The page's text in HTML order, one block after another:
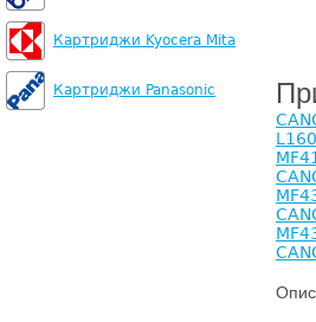
Картриджи Kyocera Mita
Картриджи Panasonic
L160